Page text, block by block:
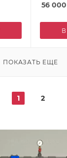
56 000
ПОКАЗАТЬ ЕЩЕ
1 2